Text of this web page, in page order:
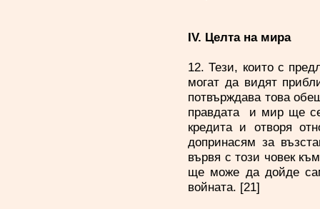
IV. Целта на мира
12. Тези, които с
могат да видят
потвърждава това
правдата и мир ще
кредита и отворя
допринасям за
вървя с този човек
ще може да дойде
войната. [21]